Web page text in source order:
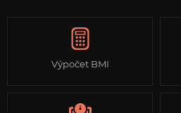
Výpočet BMI